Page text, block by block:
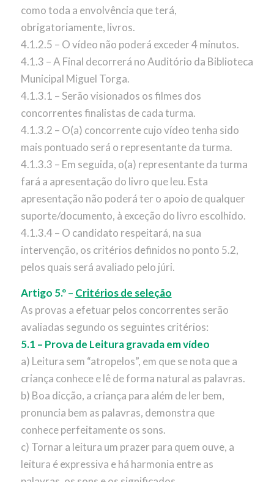
como toda a envolvência que terá,
obrigatoriamente, livros.
4.1.2.5 – O vídeo não poderá exceder 4 minutos.
4.1.3 – A Final decorrerá no Auditório da Biblioteca
Municipal Miguel Torga.
4.1.3.1 – Serão visionados os filmes dos
concorrentes finalistas de cada turma.
4.1.3.2 – O(a) concorrente cujo vídeo tenha sido
mais pontuado será o representante da turma.
4.1.3.3 – Em seguida, o(a) representante da turma
fará a apresentação do livro que leu. Esta
apresentação não poderá ter o apoio de qualquer
suporte/documento, à exceção do livro escolhido.
4.1.3.4 – O candidato respeitará, na sua
intervenção, os critérios definidos no ponto 5.2,
pelos quais será avaliado pelo júri.
Artigo 5.º – Critérios de seleção
As provas a efetuar pelos concorrentes serão
avaliadas segundo os seguintes critérios:
5.1 – Prova de Leitura gravada em vídeo
a) Leitura sem “atropelos”, em que se nota que a
criança conhece e lê de forma natural as palavras.
b) Boa dicção, a criança para além de ler bem,
pronuncia bem as palavras, demonstra que
conhece perfeitamente os sons.
c) Tornar a leitura um prazer para quem ouve, a
leitura é expressiva e há harmonia entre as